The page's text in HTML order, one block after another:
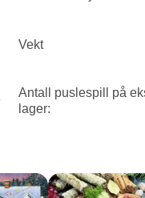
Vekt
Antall puslespill på
lager: